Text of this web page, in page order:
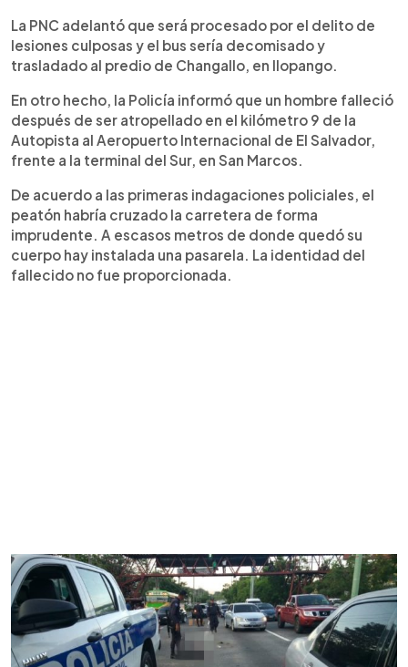
La PNC adelantó que será procesado por el delito de
lesiones culposas y el bus sería decomisado y
trasladado al predio de Changallo, en Ilopango.
En otro hecho, la Policía informó que un hombre falleció
después de ser atropellado en el kilómetro 9 de la
Autopista al Aeropuerto Internacional de El Salvador,
frente a la terminal del Sur, en San Marcos.
De acuerdo a las primeras indagaciones policiales, el
peatón habría cruzado la carretera de forma
imprudente. A escasos metros de donde quedó su
cuerpo hay instalada una pasarela. La identidad del
fallecido no fue proporcionada.